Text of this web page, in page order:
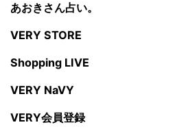
あおきさん占い。
VERY STORE
Shopping LIVE
VERY NaVY
VERY会員登録